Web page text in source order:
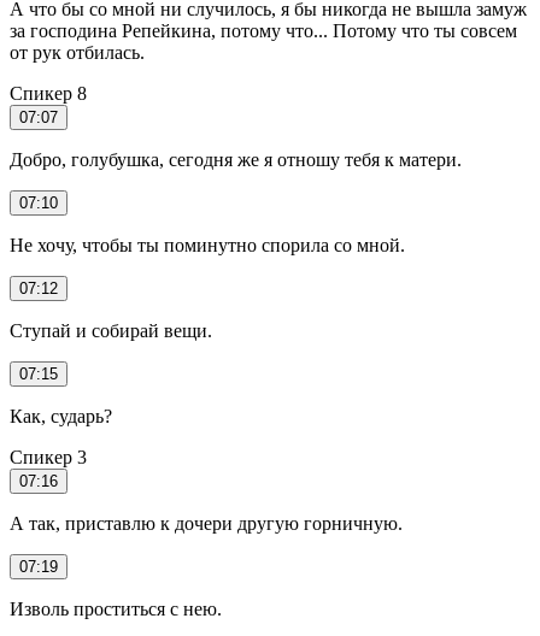
А что бы со мной ни случилось, я бы никогда не вышла замуж
за господина Репейкина, потому что... Потому что ты совсем
от рук отбилась.
Спикер 8
07:07
Добро, голубушка, сегодня же я отношу тебя к матери.
07:10
Не хочу, чтобы ты поминутно спорила со мной.
07:12
Ступай и собирай вещи.
07:15
Как, сударь?
Спикер 3
07:16
А так, приставлю к дочери другую горничную.
07:19
Изволь проститься с нею.